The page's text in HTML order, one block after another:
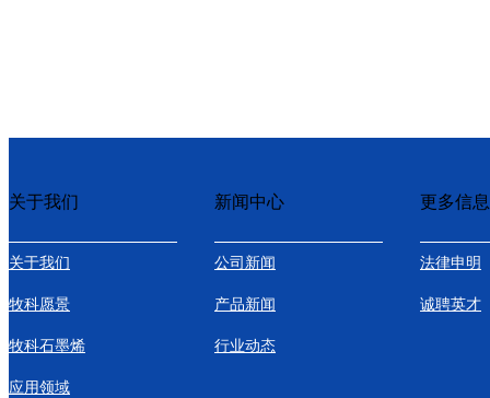
关于我们 新闻中心 更多信息
关于我们
牧科愿景
牧科石墨烯
应用领域
公司新闻
产品新闻
行业动态
法律申明
诚聘英才